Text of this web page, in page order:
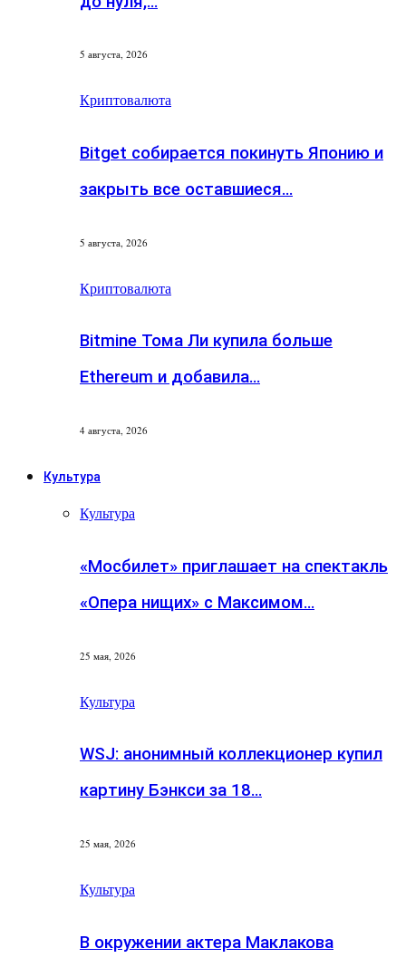
5 августа, 2026
Криптовалюта
Bitget собирается покинуть Японию и
закрыть все оставшиеся…
5 августа, 2026
Криптовалюта
Bitmine Тома Ли купила больше
Ethereum и добавила…
4 августа, 2026
Культура
Культура
«Мосбилет» приглашает на спектакль
«Опера нищих» с Максимом…
25 мая, 2026
Культура
WSJ: анонимный коллекционер купил
картину Бэнкси за 18…
25 мая, 2026
Культура
В окружении актера Маклакова